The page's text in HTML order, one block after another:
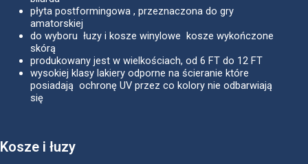
płyta postformingowa , przeznaczona do gry
amatorskiej
do wyboru łuzy i kosze winylowe kosze wykończone
skórą
produkowany jest w wielkościach, od 6 FT do 12 FT
wysokiej klasy lakiery odporne na ścieranie które
posiadają ochronę UV przez co kolory nie odbarwiają
się
Kosze i łuzy